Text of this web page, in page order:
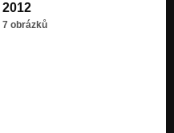
2012
7 obrázků